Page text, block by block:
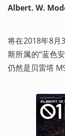
Albert. W.
将在2018年8月
斯所属的“蓝色
仍然是贝雷塔